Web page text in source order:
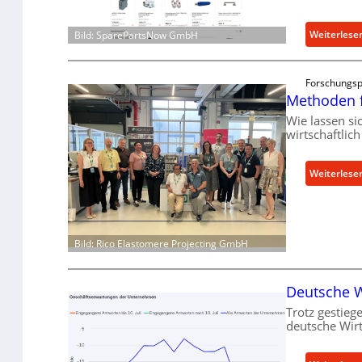
Bild: SparePartsNow GmbH
Bild: Rico Elastomere Projecting GmbH
Methoden
Wie lassen
wirtschaftlich
Deutsche
Trotz
deutsche